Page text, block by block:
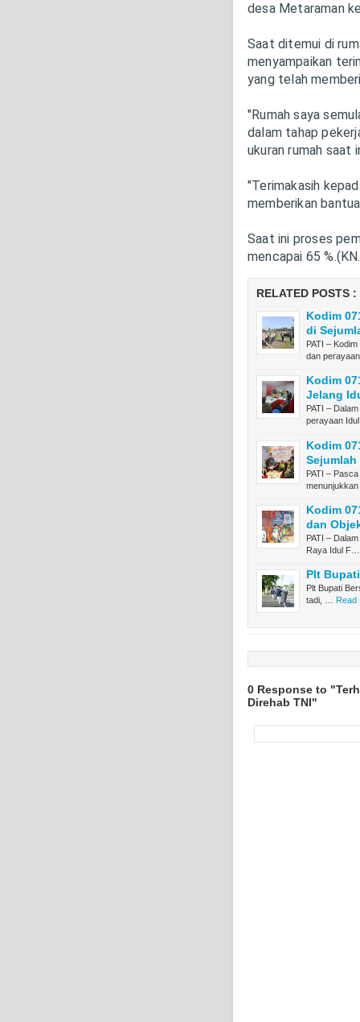
desa Metaraman
Saat ditemui di
menyampaikan
yang telah
"Rumah saya
dalam tahap
ukuran rumah saat
"Terimakasih
memberikan
Saat ini proses
mencapai 65
RELATED POSTS :
Kodim
di
PATI –
dan
Kodim
Jelang
PATI –
perayaan
Kodim
PATI –
menunjukkan
Kodim
dan
PATI –
Raya Idul F…
Plt
Plt Bupati
tadi, …
Read
0 Response to
Direhab TNI"